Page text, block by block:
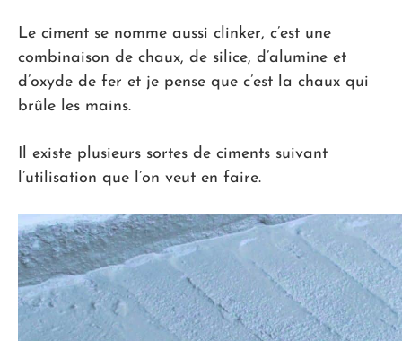
Le ciment se nomme aussi clinker, c’est une
combinaison de chaux, de silice, d’alumine et
d’oxyde de fer et je pense que c’est la chaux qui
brûle les mains.
Il existe plusieurs sortes de ciments suivant
l’utilisation que l’on veut en faire.